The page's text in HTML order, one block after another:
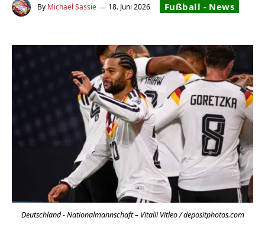
By Michael Sassie 18. Juni 2026 Fußball - News
Deutschland - Nationalmannschaft – Vitalii Vitleo / depositphotos.com